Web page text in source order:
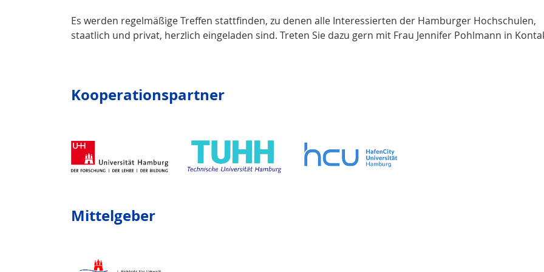
Es werden regelmäßige Treffen stattfinden, zu denen alle Interessierten der Hamburger Hochschulen,
staatlich und privat, herzlich eingeladen sind. Treten Sie dazu gern mit Frau Jennifer Pohlmann in
Kooperationspartner
Mittelgeber